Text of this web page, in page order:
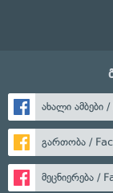
ახალი ამბები
გართობა /
მეცნიერება /